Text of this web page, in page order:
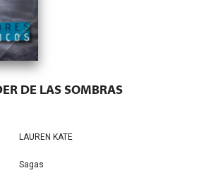
DE LAS SOMBRAS
LAUREN KATE
Sagas